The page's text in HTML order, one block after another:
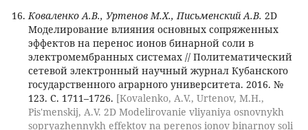
Коваленко А.В., Уртенов М.Х., Письменский А.В. 2D
Моделирование влияния основных сопряженных
эффектов на перенос ионов бинарной соли в
электромембранных системах // Политематический
сетевой электронный научный журнал Кубанского
государственного аграрного университета. 2016. №
123. С. 1711–1726. [Kovalenko, A.V., Urtenov, M.H.,
Pis'menskij, A.V. 2D Modelirovanie vliyaniya osnovnykh
sopryazhennykh effektov na perenos ionov binarnoy soli